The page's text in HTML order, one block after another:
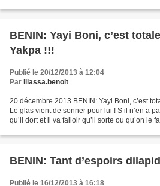
BENIN: Yayi Boni, c’est
Yakpa !!!
Publié le 20/12/2013 à 12:04
Par illassa.benoit
20 décembre 2013 BENIN: Yayi Boni, c’est
Le glas vient de sonner pour lui ! S’il n’en a
qu’il dort et il va falloir qu’il sorte ou qu’on le
BENIN: Tant d’espoirs
Publié le 16/12/2013 à 16:18